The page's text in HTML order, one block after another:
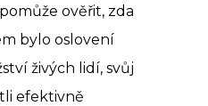
ověřit, zda
bylo oslovení
živých lidí, svůj
efektivně